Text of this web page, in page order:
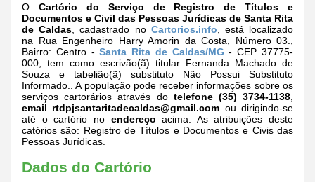
O Cartório do Serviço de Registro de Títulos e
Documentos e Civil das Pessoas Jurídicas de Santa Rita
de Caldas , cadastrado no Cartorios.info , está localizado
na Rua Engenheiro Harry Amorin da Costa, Número 03.,
Bairro: Centro -Santa Rita de Caldas/MG - CEP 37775-
000, tem como escrivão(ã) titular Fernanda Machado de
Souza e tabelião(ã) substituto Não Possui Substituto
Informado.. A população pode receber informações sobre os
serviços cartorários através do telefone (35) 3734-1138
email rtdpjsantaritadecaldas@gmail.com ou dirigindo-se
até o cartório no endereço acima. As atribuições deste
catórios são: Registro de Títulos e Documentos e Civis das
Pessoas Jurídicas.
Dados do Cartório